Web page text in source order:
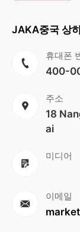
JAKA중국 상하
휴대폰
400-
주소
18
ai
미디어
이메일